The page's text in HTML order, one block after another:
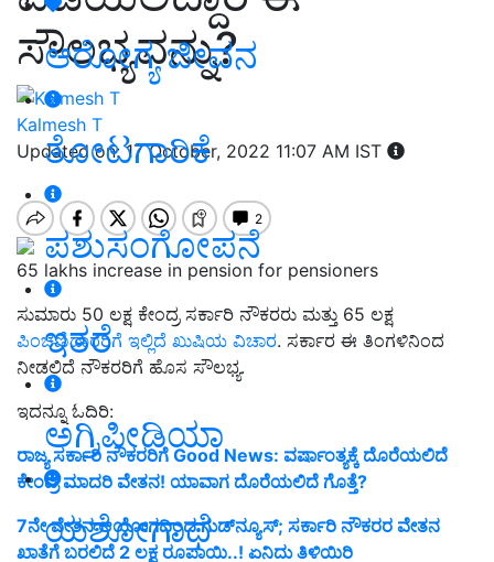
ಆರೋಗ್ಯ ಜೀವನ
ತೋಟಗಾರಿಕೆ
ಪಶುಸಂಗೋಪನೆ
ಇತರೆ
ಅಗ್ರಿಪೀಡಿಯಾ
ಯಶೋಗಾಥೆ
ಸೌಲಭ್ಯವನ್ನು?
Kalmesh T
Updated on: 17 October, 2022 11:07 AM IST
65 lakhs increase in pension for pensioners
ಸುಮಾರು 50 ಲಕ್ಷ ಕೇಂದ್ರ ಸರ್ಕಾರಿ ನೌಕರರು ಮತ್ತು 65 ಲಕ್ಷ
ಪಿಂಚಣಿದಾರರಿಗೆ ಇಲ್ಲಿದೆ ಖುಷಿಯ ವಿಚಾರ. ಸರ್ಕಾರ ಈ ತಿಂಗಳಿನಿಂದ
ನೀಡಲಿದೆ ನೌಕರರಿಗೆ ಹೊಸ ಸೌಲಭ್ಯ.
ಇದನ್ನೂ ಓದಿರಿ:
ರಾಜ್ಯ ಸರ್ಕಾರಿ ನೌಕರರಿಗೆ Good News: ವರ್ಷಾಂತ್ಯಕ್ಕೆ ದೊರೆಯಲಿದೆ
ಕೇಂದ್ರ ಮಾದರಿ ವೇತನ! ಯಾವಾಗ ದೊರೆಯಲಿದೆ ಗೊತ್ತೆ?
7ನೇ ವೇತನ ಆಯೋಗದಿಂದ ಗುಡ್‌ನ್ಯೂಸ್‌; ಸರ್ಕಾರಿ ನೌಕರರ ವೇತನ
ಖಾತೆಗೆ ಬರಲಿದೆ 2 ಲಕ್ಷ ರೂಪಾಯಿ..! ಏನಿದು ತಿಳಿಯಿರಿ